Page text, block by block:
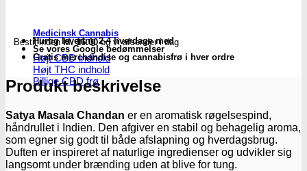
Medicinsk Cannabis
Højt CBD indhold
Højt THC indhold
Billige CBD frø
Chandan
–
15
antal
Bestil indenkl. 16.00og vi afsender i dag
Hurtig levering 2-4 hverdage med
Se vores Google bedømmelser
Gratis merchandise og cannabisfrø i hver ordre
Produkt beskrivelse
Satya Masala Chandan er en aromatisk røgelsespind,
håndrullet i Indien. Den afgiver en stabil og behagelig aroma,
som egner sig godt til både afslapning og hverdagsbrug.
Duften er inspireret af naturlige ingredienser og udvikler sig
langsomt under brænding uden at blive for tung.